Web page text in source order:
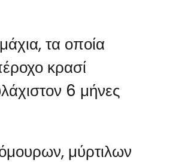
τα οποία
κρασί
6 μήνες
μύρτιλων